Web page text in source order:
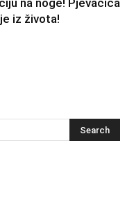
na noge! Pjevačica
iz života!